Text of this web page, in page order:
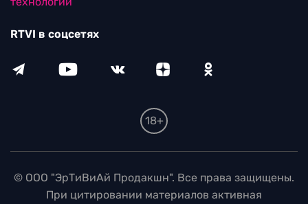
RTVI в соцсетях
18+
© ООО "ЭрТиВиАй Продакшн". Все права защищены.
При цитировании материалов активная